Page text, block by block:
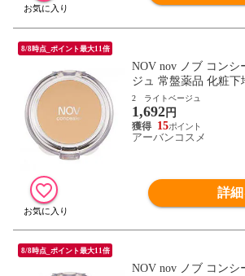
8/8時点_ポイント最大11倍
NOV nov ノブ コンシ
ジュ 常盤薬品 化粧下
2 ライトベージュ
1,692円
15
アーバンコスメ
詳
8/8時点_ポイント最大11倍
NOV nov ノブ コンシ